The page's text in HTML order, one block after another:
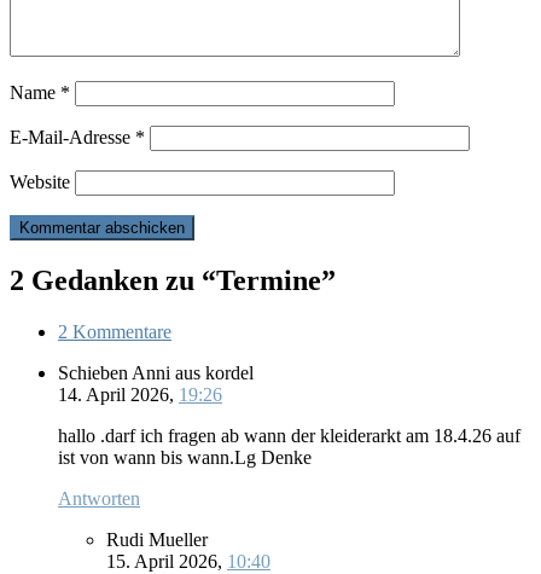
Name *
E-Mail-Adresse *
Website
2 Gedanken zu “Termine”
2 Kommentare
Schieben Anni aus kordel
14. April 2026, 19:26
hallo .darf ich fragen ab wann der kleiderarkt am 18.4.26 auf
ist von wann bis wann.Lg Denke
Antworten
Rudi Mueller
15. April 2026, 10:40